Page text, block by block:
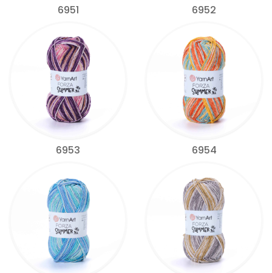
6951 6952
6953 6954